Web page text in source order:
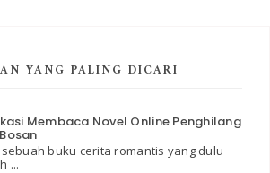
YANG PALING DICARI
Membaca Novel Online Penghilang
buku cerita romantis yang dulu
...